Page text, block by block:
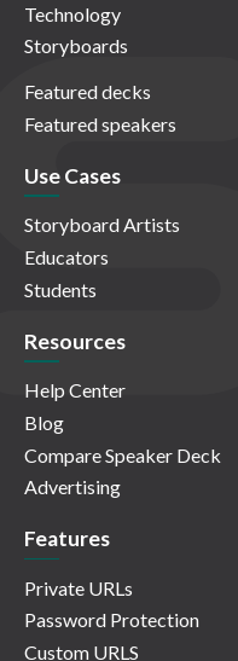
Technology
Storyboards
Featured decks
Featured speakers
Use Cases
Storyboard Artists
Educators
Students
Resources
Help Center
Blog
Compare Speaker Deck
Advertising
Features
Private URLs
Password Protection
Custom URLS